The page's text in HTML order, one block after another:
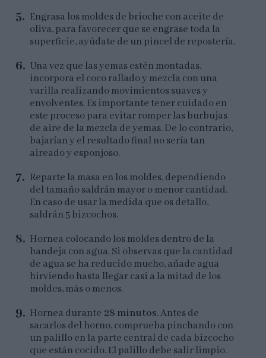
Engrasa los moldes de brioche con aceite de
oliva, para favorecer que se engrase toda la
superficie, ayúdate de un pincel de repostería.
Una vez que las yemas estén montadas,
incorpora el coco rallado y mezcla con una
varilla realizando movimientos suaves y
envolventes. Es importante tener cuidado en
este proceso para evitar romper las burbujas
de aire de la mezcla de yemas. De lo contrario,
bajarían y el resultado final no sería tan
aireado y esponjoso.
Reparte la masa en los moldes, dependiendo
del tamaño saldrán mayor o menor cantidad.
En caso de usar la medida que os detallo,
saldrán 5 bizcochos.
Hornea colocando los moldes dentro de la
bandeja con agua. Si observas que la cantidad
de agua se ha reducido mucho, añade agua
hirviendo hasta llegar casi a la mitad de los
moldes, más o menos.
Hornea durante 28 minutos. Antes de
sacarlos del horno, comprueba pinchando con
un palillo en la parte central de cada bizcocho
que están cocido. El palillo debe salir limpio.